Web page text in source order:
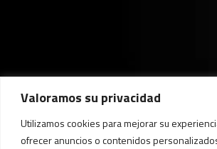
Valoramos su privacidad
Utilizamos cookies para mejorar su
ofrecer anuncios o contenidos